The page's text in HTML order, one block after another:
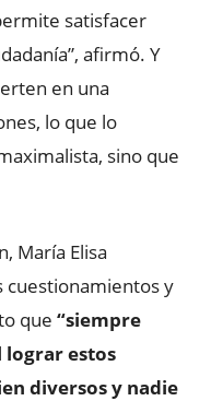
satisfacer
afirmó. Y
en una
lo que lo
sino que
María Elisa
cuestionamientos y
que “siempre
lograr estos
diversos y nadie